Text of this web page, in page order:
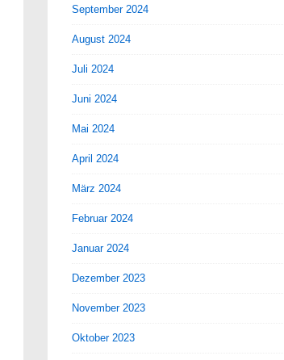
September 2024
August 2024
Juli 2024
Juni 2024
Mai 2024
April 2024
März 2024
Februar 2024
Januar 2024
Dezember 2023
November 2023
Oktober 2023